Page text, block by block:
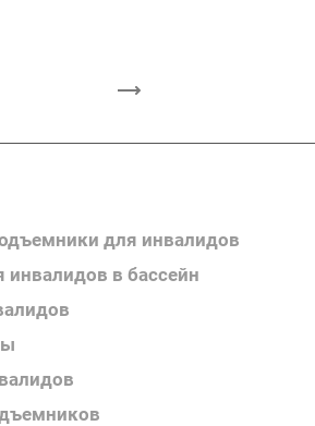
для инвалидов
в бассейн